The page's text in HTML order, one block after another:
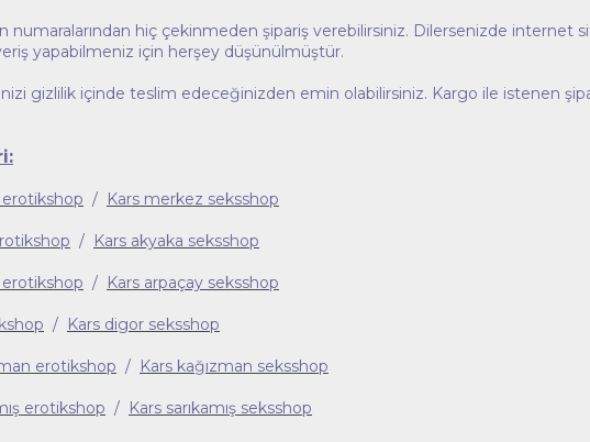
hiç çekinmeden şipariş verebilirsiniz. Dilersenizde internet
yapabilmeniz için herşey düşünülmüştür.
gizlilik içinde teslim edeceğinizden emin olabilirsiniz. Kargo ile istenen
/ Kars merkez seksshop
/ Kars akyaka seksshop
erotikshop / Kars arpaçay seksshop
/ Kars digor seksshop
erotikshop / Kars kağızman seksshop
erotikshop / Kars sarıkamış seksshop